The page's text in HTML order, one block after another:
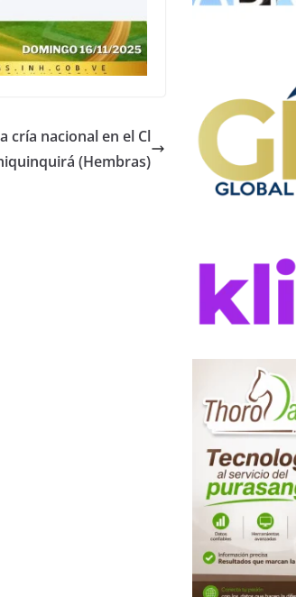
cría nacional en el Cl
(Hembras)